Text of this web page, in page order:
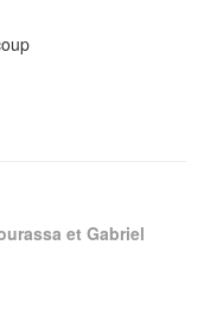
et Gabriel